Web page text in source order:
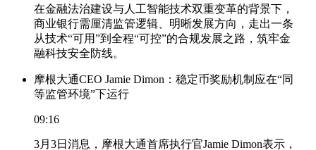
在金融法治建设与人工智能技术双重变革的背景下，
商业银行需厘清监管逻辑、明晰发展方向，走出一条
从技术“可用”到全程“可控”的合规发展之路，筑牢金
融科技安全防线。
摩根大通CEO Jamie Dimon：稳定币奖励机制应在“同
等监管环境”下运行
09:16
3月3日消息，摩根大通首席执行官Jamie Dimon表示，